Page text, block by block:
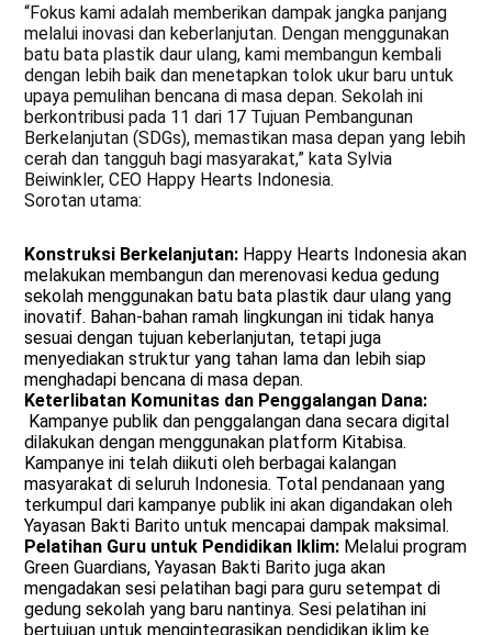
“Fokus kami adalah memberikan dampak jangka panjang
melalui inovasi dan keberlanjutan. Dengan menggunakan
batu bata plastik daur ulang, kami membangun kembali
dengan lebih baik dan menetapkan tolok ukur baru untuk
upaya pemulihan bencana di masa depan. Sekolah ini
berkontribusi pada 11 dari 17 Tujuan Pembangunan
Berkelanjutan (SDGs), memastikan masa depan yang lebih
cerah dan tangguh bagi masyarakat,” kata Sylvia
Beiwinkler, CEO Happy Hearts Indonesia.
Sorotan utama:
Konstruksi Berkelanjutan: Happy Hearts Indonesia akan
melakukan membangun dan merenovasi kedua gedung
sekolah menggunakan batu bata plastik daur ulang yang
inovatif. Bahan-bahan ramah lingkungan ini tidak hanya
sesuai dengan tujuan keberlanjutan, tetapi juga
menyediakan struktur yang tahan lama dan lebih siap
menghadapi bencana di masa depan.
Keterlibatan Komunitas dan Penggalangan Dana:
Kampanye publik dan penggalangan dana secara digital
dilakukan dengan menggunakan platform Kitabisa.
Kampanye ini telah diikuti oleh berbagai kalangan
masyarakat di seluruh Indonesia. Total pendanaan yang
terkumpul dari kampanye publik ini akan digandakan oleh
Yayasan Bakti Barito untuk mencapai dampak maksimal.
Pelatihan Guru untuk Pendidikan Iklim: Melalui program
Green Guardians, Yayasan Bakti Barito juga akan
mengadakan sesi pelatihan bagi para guru setempat di
gedung sekolah yang baru nantinya. Sesi pelatihan ini
bertujuan untuk mengintegrasikan pendidikan iklim ke